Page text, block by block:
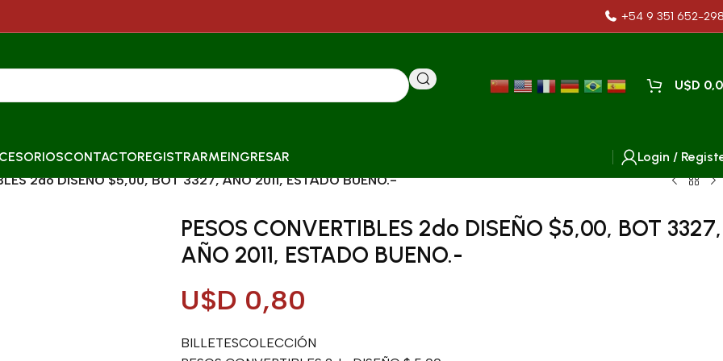
+54 9 351 652-
U$D
CONTACTOREGISTRARMEINGRESAR
Login /
2do DISEÑO $5,00, BOT 3327, AÑO 2011, ESTADO BUENO.-
PESOS CONVERTIBLES 2do DISEÑO $5,00, BOT 3327,
AÑO 2011, ESTADO BUENO.-
U$D 0,80
BILLETESCOLECCIÓN